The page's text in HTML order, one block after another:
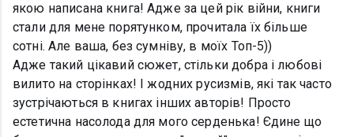
якою написана книга! Адже за цей рік війни, книги
стали для мене порятунком, прочитала їх більше
сотні. Але ваша, без сумніву, в моїх Топ-5))
Адже такий цікавий сюжет, стільки добра і любові
вилито на сторінках! І жодних русизмів, які так часто
зустрічаються в книгах інших авторів! Просто
естетична насолода для мого серденька! Єдине що